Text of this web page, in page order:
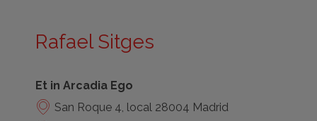
Rafael Sitges
Et in Arcadia Ego
San Roque 4, local 28004 Madrid